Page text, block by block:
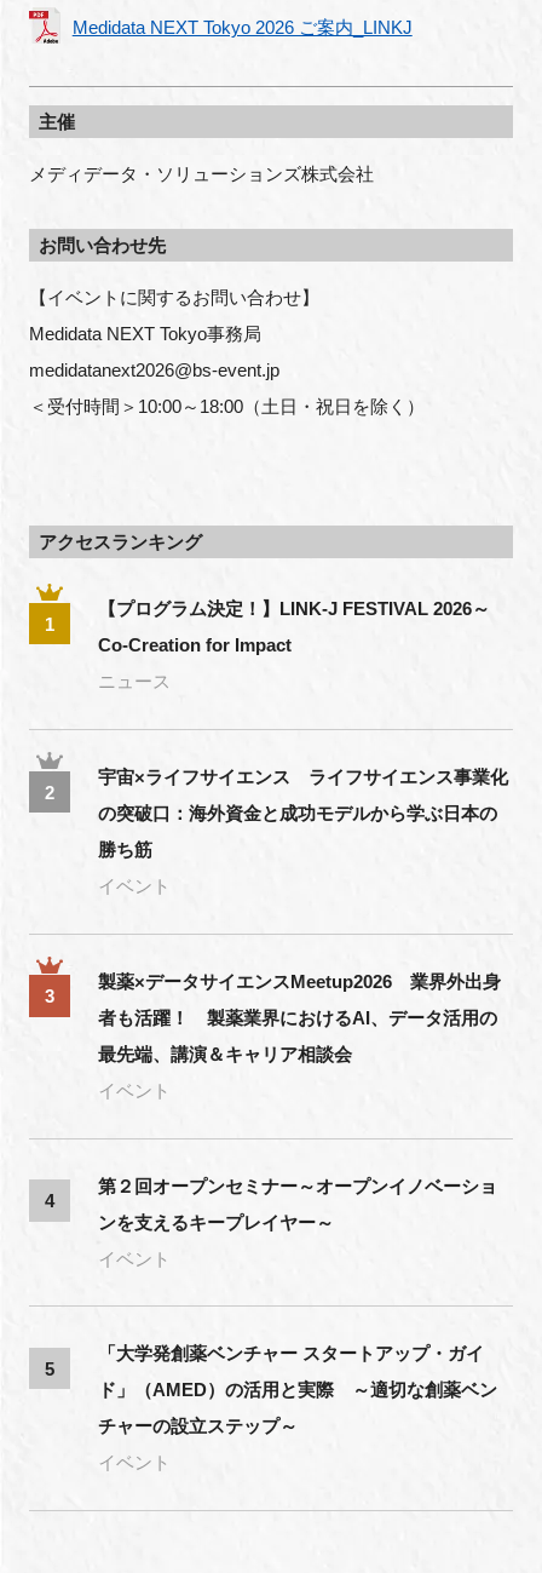
Medidata NEXT Tokyo 2026 ご案内_LINKJ
主催
メディデータ・ソリューションズ株式会社
お問い合わせ先
【イベントに関するお問い合わせ】
Medidata NEXT Tokyo事務局
medidatanext2026@bs-event.jp
＜受付時間＞10:00～18:00（土日・祝日を除く）
アクセスランキング
1
【プログラム決定！】LINK-J FESTIVAL 2026～
Co-Creation for Impact
ニュース
2
宇宙×ライフサイエンス ライフサイエンス事業化
の突破口：海外資金と成功モデルから学ぶ日本の
勝ち筋
イベント
3
製薬×データサイエンスMeetup2026 業界外出身
者も活躍！ 製薬業界におけるAI、データ活用の
最先端、講演＆キャリア相談会
イベント
4
第２回オープンセミナー～オープンイノベーショ
ンを支えるキープレイヤー～
イベント
5
「大学発創薬ベンチャー スタートアップ・ガイ
ド」（AMED）の活用と実際 ～適切な創薬ベン
チャーの設立ステップ～
イベント